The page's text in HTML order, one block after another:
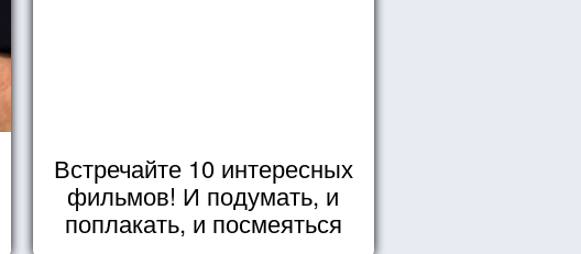
Встречайте 10 интересных
фильмов! И подумать, и
поплакать, и посмеяться